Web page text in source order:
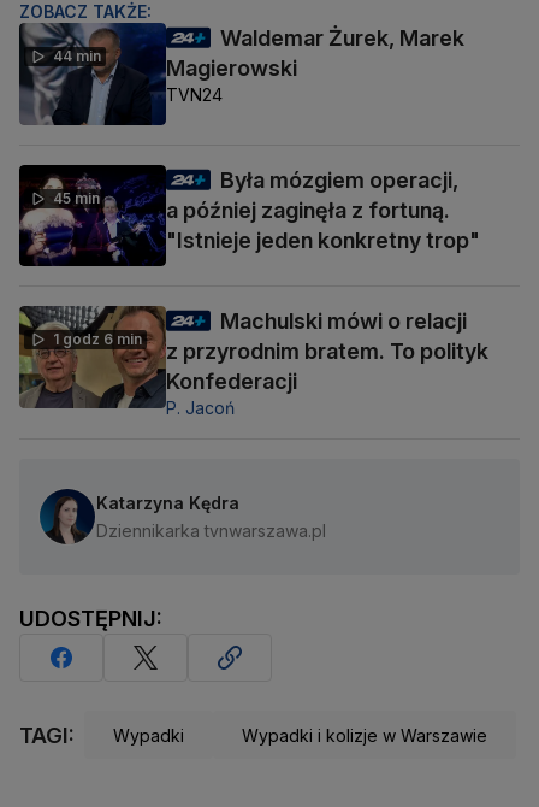
ZOBACZ TAKŻE:
44 min
Waldemar Żurek, Marek
Magierowski
TVN24
45 min
Była mózgiem operacji,
a później zaginęła z fortuną.
"Istnieje jeden konkretny trop"
1 godz 6 min
Machulski mówi o relacji
z przyrodnim bratem. To polityk
Konfederacji
P. Jacoń
Katarzyna Kędra
Dziennikarka tvnwarszawa.pl
UDOSTĘPNIJ:
TAGI: Wypadki Wypadki i kolizje w Warszawie